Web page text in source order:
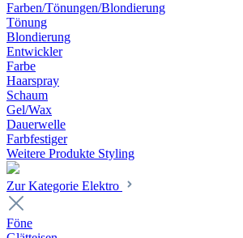
Farben/Tönungen/Blondierung
Tönung
Blondierung
Entwickler
Farbe
Haarspray
Schaum
Gel/Wax
Dauerwelle
Farbfestiger
Weitere Produkte Styling
Zur Kategorie Elektro
Föne